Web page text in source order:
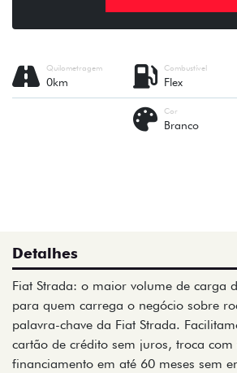
Combustível
Flex
Quilometragem
0km
Cor
Branco
Detalhes
Fiat Strada: o maior volume de carga
para quem carrega o negócio sobre
palavra-chave da Fiat Strada.
cartão de crédito sem juros, troca com
financiamento em até 60 meses sem